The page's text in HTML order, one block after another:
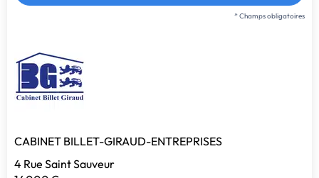
* Champs obligatoires
CABINET BILLET-GIRAUD-ENTREPRISES
4 Rue Saint Sauveur